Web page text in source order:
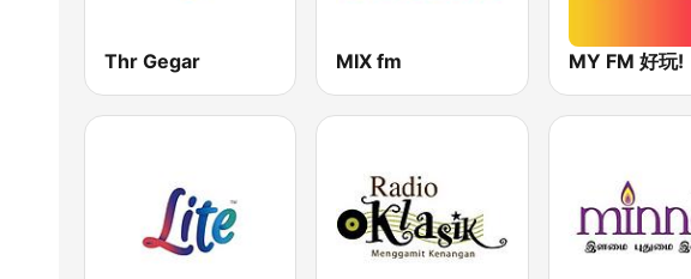
Thr Gegar MIX fm MY FM 好玩!